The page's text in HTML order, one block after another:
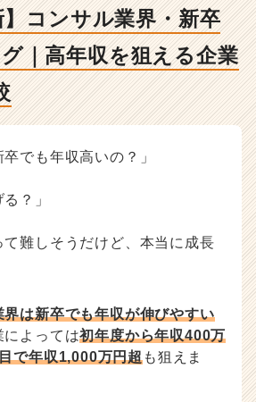
9
を
底
-
対
就
ハ
ウ
記
】コンサル業界・新卒
｜高年収を狙える企業
卒でも年収高いの？」
？」
て難しそうだけど、本当に成長
は新卒でも年収が伸びやすい
によっては初年度から年収400万
で年収1,000万円超も狙えま